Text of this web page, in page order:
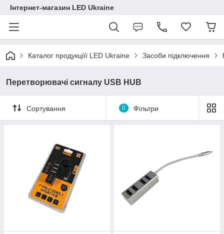
Інтернет-магазин LED Ukraine
Каталог продукціїї LED Ukraine Засоби підключення
Перетворювачі сигналу USB HUB
Сортування 0 Фільтри